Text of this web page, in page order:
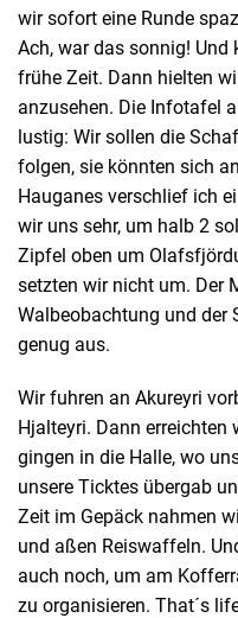
wir sofort eine Runde
Ach, war das sonnig! Und
frühe Zeit. Dann hielten
anzusehen. Die Infotafel
lustig: Wir sollen die
folgen, sie könnten sich
Hauganes verschlief ich
wir uns sehr, um halb 2
Zipfel oben um
setzten wir nicht um. Der
Walbeobachtung und der
genug aus.
Wir fuhren an Akureyri
Hjalteyri. Dann erreichten
gingen in die Halle, wo
unsere Ticktes übergab
Zeit im Gepäck nahmen
und aßen Reiswaffeln.
auch noch, um am
zu organisieren. That´s